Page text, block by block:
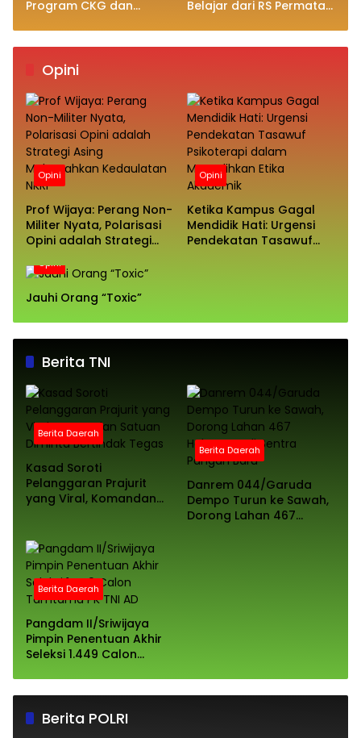
Program CKG dan
Masih Jauh Dari Target
Belajar dari RS Permata
Pelayanan Terbaik
Opini
Opini
Prof Wijaya: Perang Non-
Militer Nyata, Polarisasi
Opini adalah Strategi
Kedaulatan NKRI
Opini
Ketika Kampus Gagal
Mendidik Hati: Urgensi
Pendekatan Tasawuf
Opini
Jauhi Orang “Toxic”
Berita TNI
Berita Daerah
Kasad Soroti
Pelanggaran Prajurit
yang Viral, Komandan
Berita Daerah
Danrem 044/Garuda
Dempo Turun ke Sawah,
Dorong Lahan 467
Berita Daerah
Pangdam II/Sriwijaya
Pimpin Penentuan Akhir
Seleksi 1.449 Calon
Berita POLRI